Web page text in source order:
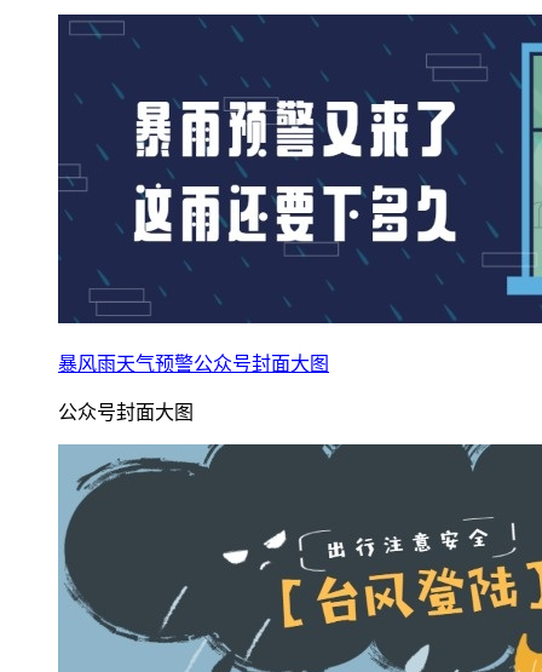
暴风雨天气预警公众号封面大图
公众号封面大图